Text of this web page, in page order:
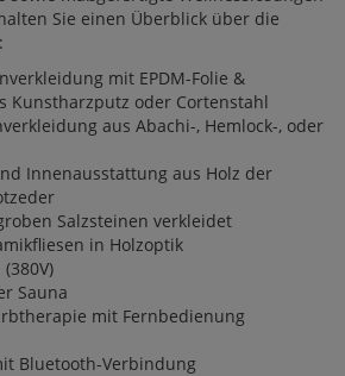
Sie einen Überblick über die
mit EPDM-Folie &
Kunstharzputz oder Cortenstahl
aus Abachi-, Hemlock-, oder
Innenausstattung aus Holz der
Salzsteinen verkleidet
in Holzoptik
Sauna
mit Fernbedienung
Bluetooth-Verbindung